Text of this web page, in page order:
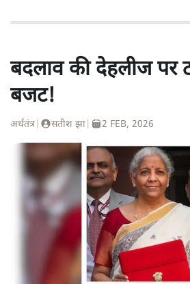
बदलाव की देहलीज पर
बजट!
अर्थतंत्र सतीश झा 2 FEB, 2026